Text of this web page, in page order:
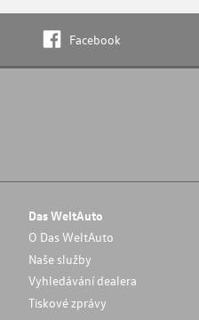
Facebook
Das WeltAuto
O Das WeltAuto
Naše služby
Vyhledávání dealera
Tiskové zprávy